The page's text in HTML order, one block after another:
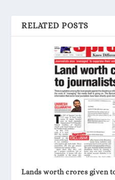
RELATED POSTS
Lands worth crores given